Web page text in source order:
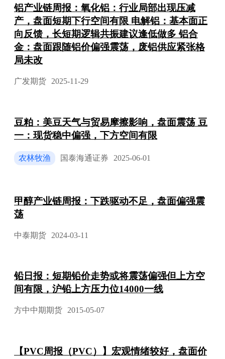
铝产业链周报：氧化铝：行业局部出现压减
产，盘面短期下行空间有限 电解铝：基本面正
向反馈，长短期逻辑共振建议逢低做多 铝合
金：盘面跟随铝价偏强震荡，废铝供应紧张格
局未改
广发期货 2025-11-29
豆粕：美豆天气与贸易摩擦影响，盘面震荡 豆
一：现货稳中偏强，下方空间有限
农林牧渔 国泰海通证券 2025-06-01
甲醇产业链周报：下跌驱动不足，盘面偏强震
荡
中泰期货 2024-03-11
铅日报：短期铅价走势或将震荡偏强但上方空
间有限，沪铅上方压力位14000一线
方中中期期货 2015-05-07
【PVC周报（PVC）】宏观情绪较好，盘面价